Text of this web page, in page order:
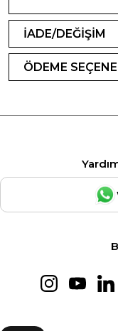
İADE/DEĞİŞİM
ÖDEME